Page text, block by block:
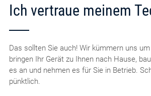
Ich vertraue meinem
Das sollten Sie auch! Wir kümmern uns
bringen Ihr Gerät zu Ihnen nach Hause,
es an und nehmen es für Sie in Betrieb.
pünktlich.